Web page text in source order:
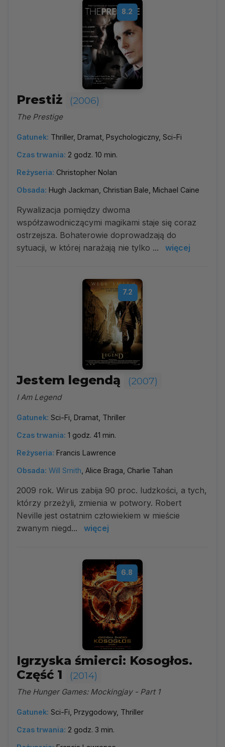
8.2
Prestiż (2006)
The Prestige
Gatunek: Thriller, Dramat, Psychologiczny, Sci-Fi
Czas trwania: 2 godz. 10 min.
Reżyseria: Christopher Nolan
Obsada: Hugh Jackman, Christian Bale, Michael Caine
Rywalizacja pomiędzy dwoma
współzawodniczącymi magikami staje się coraz
ostrzejsza. Bohaterowie doprowadzają do
sytuacji, w której narażają nie tylko ...
więcej
7.2
Jestem legendą (2007)
I Am Legend
Gatunek: Sci-Fi, Dramat, Thriller
Czas trwania: 1 godz. 41 min.
Reżyseria: Francis Lawrence
Obsada: Will Smith , Alice Braga, Charlie Tahan
2009 rok. Wirus zabija 90 proc. ludzkości, a tych,
którzy przeżyli, zmienia w potwory. Robert
Neville jest ostatnim człowiekiem w mieście
zwanym niegd...
więcej
6.8
Igrzyska śmierci: Kosogłos.
Część 1
(2014)
The Hunger Games: Mockingjay - Part 1
Gatunek: Sci-Fi, Przygodowy, Thriller
Czas trwania: 2 godz. 3 min.